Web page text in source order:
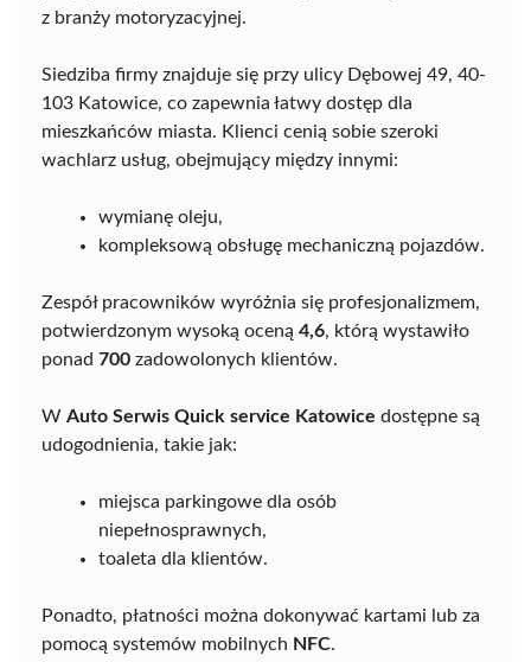
z branży motoryzacyjnej.
Siedziba firmy znajduje się przy ulicy Dębowej 49, 40-
103 Katowice, co zapewnia łatwy dostęp dla
mieszkańców miasta. Klienci cenią sobie szeroki
wachlarz usług, obejmujący między innymi:
wymianę oleju,
kompleksową obsługę mechaniczną pojazdów.
Zespół pracowników wyróżnia się profesjonalizmem,
potwierdzonym wysoką oceną 4,6, którą wystawiło
ponad 700 zadowolonych klientów.
W Auto Serwis Quick service Katowice dostępne są
udogodnienia, takie jak:
miejsca parkingowe dla osób
niepełnosprawnych,
toaleta dla klientów.
Ponadto, płatności można dokonywać kartami lub za
pomocą systemów mobilnych NFC.